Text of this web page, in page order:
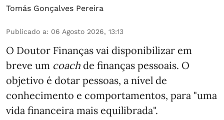
Tomás Gonçalves Pereira
Publicado a: 06 Agosto 2026, 13:13
O Doutor Finanças vai disponibilizar em
breve um coach de finanças pessoais. O
objetivo é dotar pessoas, a nível de
conhecimento e comportamentos, para "uma
vida financeira mais equilibrada".